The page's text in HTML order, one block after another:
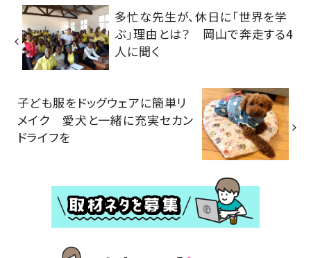
多忙な先生が、休日に「世界を学
ぶ」理由とは？ 岡山で奔走する4
人に聞く
子ども服をドッグウェアに簡単リ
メイク 愛犬と一緒に充実セカン
ドライフを